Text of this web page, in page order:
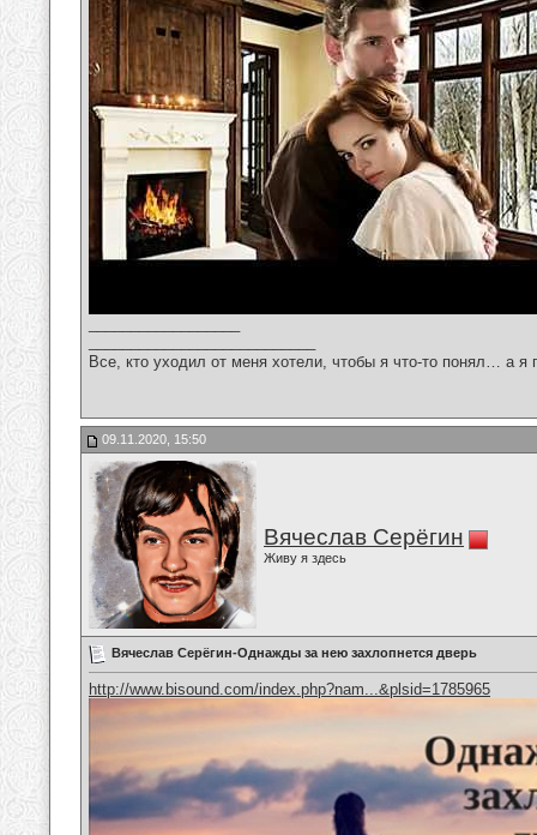
Все, кто уходил от меня хотели, чтобы я что-то понял… а
09.11.2020, 15:50
Вячеслав Серёгин
Живу я здесь
Вячеслав Серёгин-Однажды за нею захлопнется дверь
http://www.bisound.com/index.php?nam...&plsid=1785965